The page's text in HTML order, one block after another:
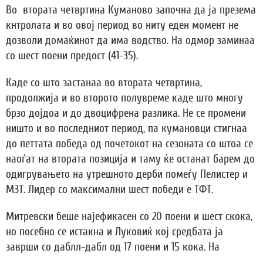
Во втората четвртина Куманово започна да ја презема
кнтролата и во овој период во ниту еден момент не
дозволи домаќинот да има водство. На одмор заминаа
со шест поени предост (41-35).
Каде со што застанаа во втората четвртина,
продолжија и во второто полувреме каде што многу
брзо дојдоа и до двоцифрена разлика. Не се промени
ништо и во последниот период, па кумановци стигнаа
до петтата победа од почетокот на сезоната со штоа се
наоѓат на втората позиција и таму ќе останат барем до
одигрувањето на утрешното дерби помеѓу Пелистер и
МЗТ. Лидер со максимални шест победи е ТФТ.
Митревски беше најефикасен со 20 поени и шест скока,
но посебно се истакна и Луковиќ кој средбата ја
заврши со даблл-дабл од 17 поени и 15 кока. На